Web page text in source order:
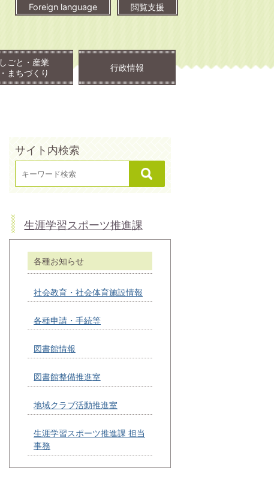
Foreign language 閲覧支援
しごと・産業
・まちづくり
行政情報
サイト内検索
生涯学習スポーツ推進課
各種お知らせ
社会教育・社会体育施設情報
各種申請・手続等
図書館情報
図書館整備推進室
地域クラブ活動推進室
生涯学習スポーツ推進課 担当
事務